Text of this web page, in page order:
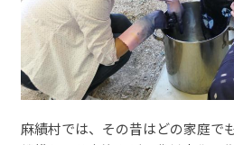
麻績村では、その昔はどの家庭で